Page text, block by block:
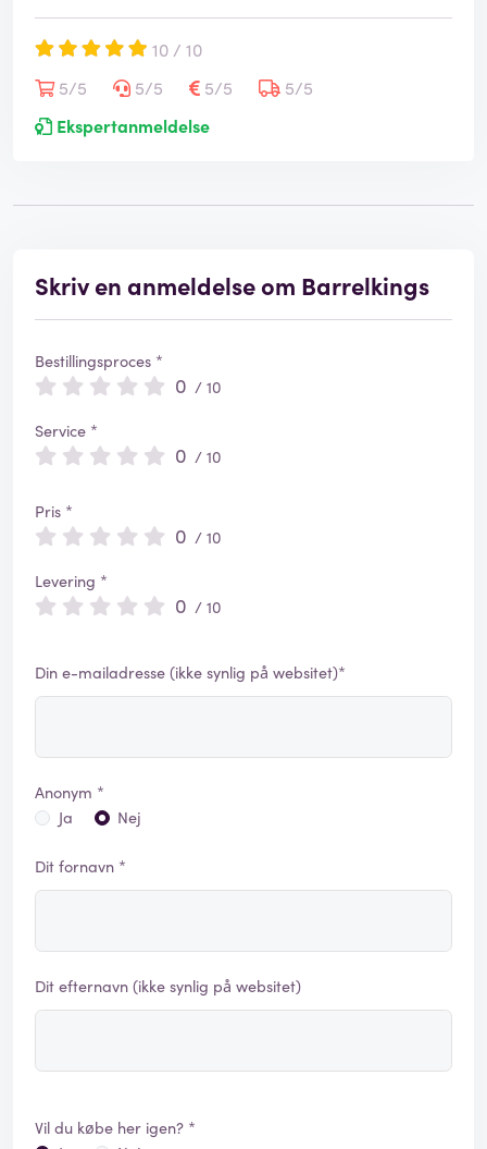
10 / 10
5/5
5/5 5/5
5/5
Ekspertanmeldelse
Skriv en anmeldelse om Barrelkings
Bestillingsproces *
0 / 10
Service *
0 / 10
Pris *
0 / 10
Levering *
0 / 10
Din e-mailadresse (ikke synlig på websitet)*
Anonym *
Ja
Nej
Dit fornavn *
Dit efternavn (ikke synlig på websitet)
Vil du købe her igen? *